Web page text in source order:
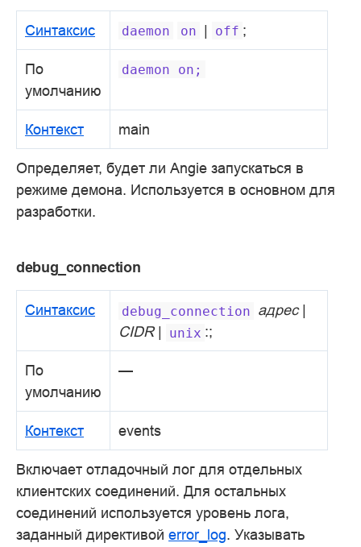
Синтаксис daemon on | off ;
По
умолчанию
daemon on;
Контекст main
Определяет, будет ли Angie запускаться в
режиме демона. Используется в основном для
разработки.
debug_connection
Синтаксис debug_connection адрес|
CIDR| unix :;
По
умолчанию
—
Контекст events
Включает отладочный лог для отдельных
клиентских соединений. Для остальных
соединений используется уровень лога,
заданный директивой error_log. Указывать